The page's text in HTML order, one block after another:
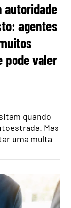
autoridade
agentes
pode valer
quando
Mas
uma multa